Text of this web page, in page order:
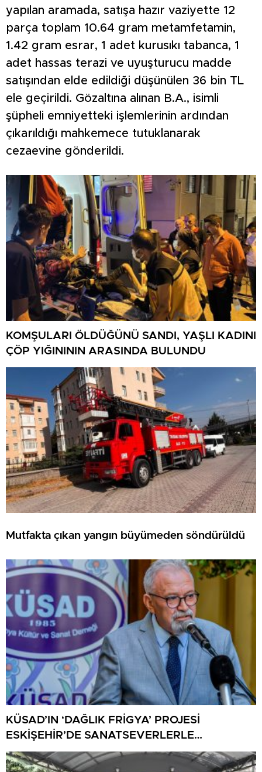
yapılan aramada, satışa hazır vaziyette 12
parça toplam 10.64 gram metamfetamin,
1.42 gram esrar, 1 adet kurusıkı tabanca, 1
adet hassas terazi ve uyuşturucu madde
satışından elde edildiği düşünülen 36 bin TL
ele geçirildi. Gözaltına alınan B.A., isimli
şüpheli emniyetteki işlemlerinin ardından
çıkarıldığı mahkemece tutuklanarak
cezaevine gönderildi.
KOMŞULARI ÖLDÜĞÜNÜ SANDI, YAŞLI KADINI
ÇÖP YIĞINININ ARASINDA BULUNDU
Mutfakta çıkan yangın büyümeden söndürüldü
KÜSAD’IN ‘DAĞLIK FRİGYA’ PROJESİ
ESKİŞEHİR’DE SANATSEVERLERLE
BULUŞUYOR